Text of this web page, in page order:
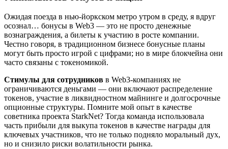
Ожидая поезда в нью-йоркском метро утром в среду, я вдруг
осознал… бонусы в Web3 — это не просто денежные
вознаграждения, а билеты к участию в росте компании.
Честно говоря, в традиционном бизнесе бонусные планы
могут быть просто игрой с цифрами; но в мире блокчейна они
часто связаны с токеномикой.
Стимулы для сотрудников в Web3-компаниях не
ограничиваются деньгами — они включают распределение
токенов, участие в ликвидностном майнинге и долгосрочные
опционные структуры. Помните мой опыт в качестве
советника проекта StarkNet? Тогда команда использовала
часть прибыли для выкупа токенов в качестве награды для
ключевых участников, что не только подняло моральный дух,
но и снизило риски волатильности рынка.